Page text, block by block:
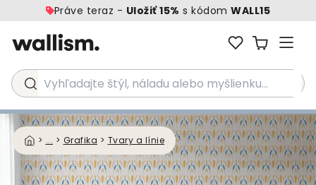
Práve teraz - Uložiť 15% s kódomWALL15
Vyhľadajte štýl, náladu alebo myšlienku...
> ... > Grafika > Tvary a línie